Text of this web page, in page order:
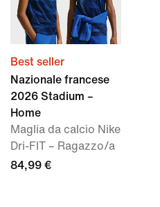
Best seller
Nazionale francese
2026 Stadium –
Home
Maglia da calcio Nike
Dri-FIT – Ragazzo/a
84,99 €